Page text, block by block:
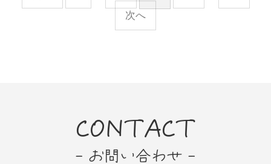
次へ
CONTACT
- お問い合わせ -